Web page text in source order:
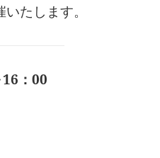
たします。
：00